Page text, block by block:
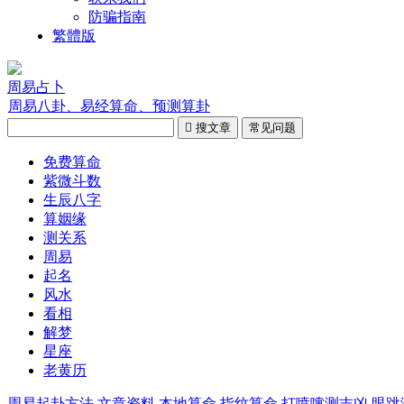
防骗指南
繁體版
周易占卜
周易八卦、易经算命、预测算卦
 搜文章 常见问题
免费算命
紫微斗数
生辰八字
算姻缘
测关系
周易
起名
风水
看相
解梦
星座
老黄历